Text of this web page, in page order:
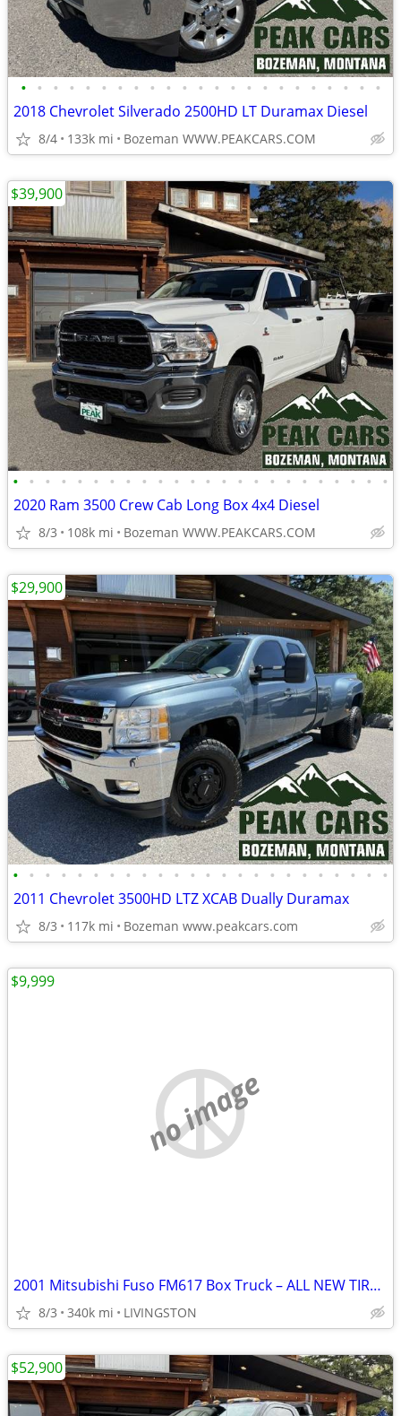
• • • • • • • • • • • • • • • • • • • • • • •
2018 Chevrolet Silverado 2500HD LT Duramax Diesel
8/4 133k mi Bozeman WWW.PEAKCARS.COM
• • • • • • • • • • • • • • • • • • • • • • • •
2020 Ram 3500 Crew Cab Long Box 4x4 Diesel
8/3 108k mi Bozeman WWW.PEAKCARS.COM
$39,900
• • • • • • • • • • • • • • • • • • • • • • • •
2011 Chevrolet 3500HD LTZ XCAB Dually Duramax
8/3 117k mi Bozeman www.peakcars.com
$29,900
no image
2001 Mitsubishi Fuso FM617 Box Truck – ALL NEW TIRES & Liftgate
8/3 340k mi LIVINGSTON
$9,999
$52,900